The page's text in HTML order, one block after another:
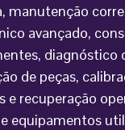
manutenção
avançado,
diagnóstico
de peças,
e recuperação
equipamentos